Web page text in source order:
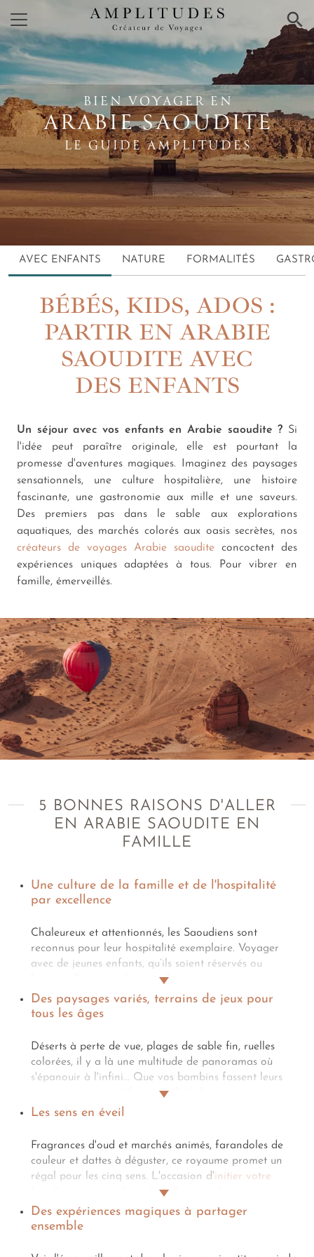
×
BIEN VOYAGER EN
ARABIE SAOUDITE
LE GUIDE AMPLITUDES
AVEC ENFANTS NATURE FORMALITÉS
BÉBÉS, KIDS, ADOS :
PARTIR EN ARABIE
SAOUDITE AVEC
DES ENFANTS
Un séjour avec vos enfants en Arabie saoudite ? Si
l'idée peut paraître originale, elle est pourtant la
promesse d'aventures magiques. Imaginez des paysages
sensationnels, une culture hospitalière, une histoire
fascinante, une gastronomie aux mille et une saveurs.
Des premiers pas dans le sable aux explorations
aquatiques, des marchés colorés aux oasis secrètes, nos
créateurs de voyages Arabie saoudite concoctent des
expériences uniques adaptées à tous. Pour vibrer en
famille, émerveillés.
5 BONNES RAISONS D'ALLER
EN ARABIE SAOUDITE EN
FAMILLE
Une culture de la famille et de l'hospitalité
par excellence
Chaleureux et attentionnés, les Saoudiens sont
reconnus pour leur hospitalité exemplaire. Voyager
avec de jeunes enfants, qu’ils soient réservés ou
bourrés d’énergie, devient alors une expérience
agréable grâce aux attentions et à l'accueil toujours
soignés. Un séjour au cœur du royaume saoudien est
aventure familiale placée sous le signe du confort et
de la bienveillance.
Des paysages variés, terrains de jeux pour
tous les âges
Déserts à perte de vue, plages de sable fin, ruelles
colorées, il y a là une multitude de panoramas où
s'épanouir à l'infini... Que vos bambins fassent leurs
premiers pas ou qu’ils soient déjà de jeunes
aventuriers infatigables, l’Arabie saoudite propose une
une nouvelle occasion d’émerveillement et de
découvertes pour toute la famille.
Les sens en éveil
Fragrances d'oud et marchés animés, farandoles de
couleur et dattes à déguster, ce royaume promet un
régal pour les cinq sens. L'occasion d'initier votre
famille aux merveilles culturelles saoudiennes
des souvenirs inoubliables à jamais partagés... Ici, les
perceptions se conjuguent au pluriel, dans un cadre
jeune âge.
Des expériences magiques à partager
ensemble